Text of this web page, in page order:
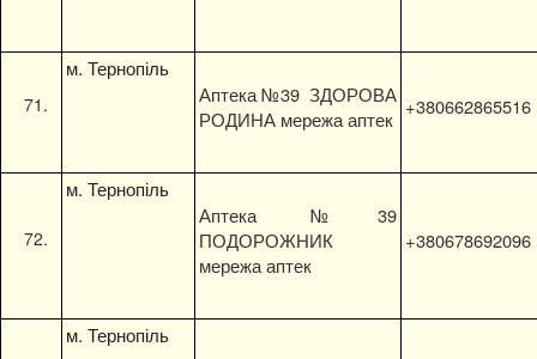
м. Тернопіль
Аптека №39 ЗДОРОВА
РОДИНА мережа аптек
+380662865516
м. Тернопіль
Аптека №39
ПОДОРОЖНИК
мережа аптек
+380678692096
м. Тернопіль